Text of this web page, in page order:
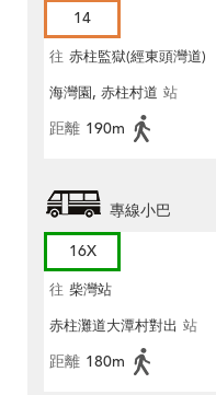
14
往 赤柱監獄(經東頭灣道)
海灣園, 赤柱村道 站
距離 190m
專線小巴
16X
往 柴灣站
赤柱灘道大潭村對出 站
距離 180m